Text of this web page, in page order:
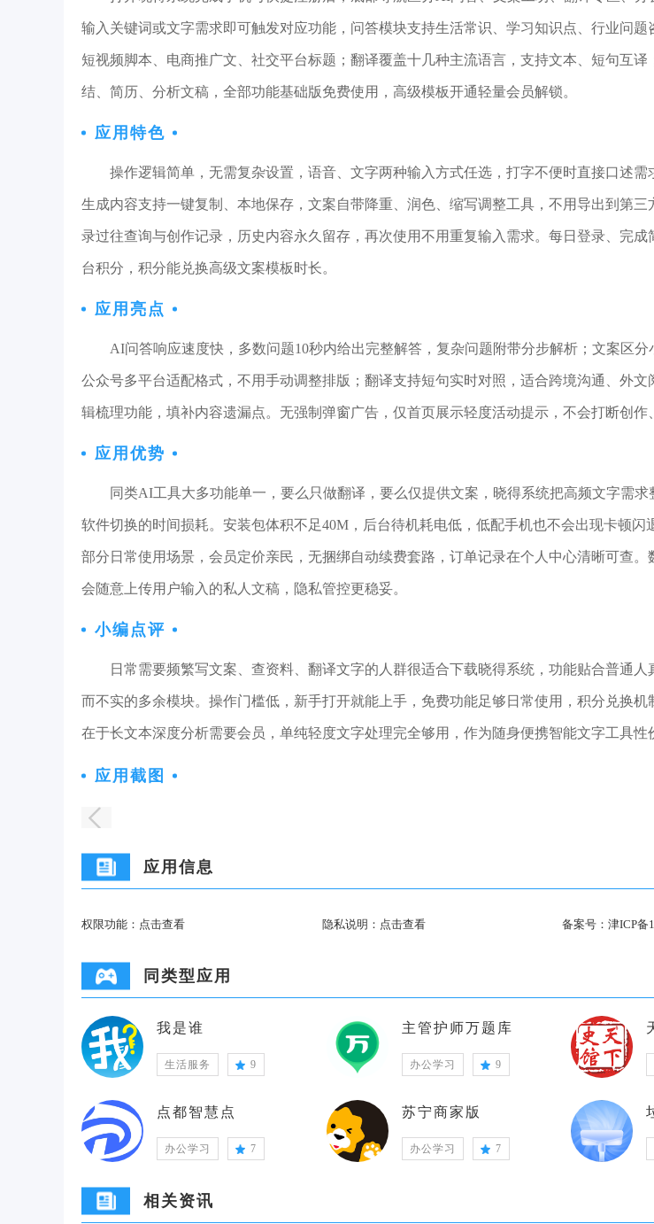
输入关键词或文字需求即可触发对应功能，问答模块支持生活常识、学习知识点、行业问题
短视频脚本、电商推广文、社交平台标题；翻译覆盖十几种主流语言，支持文本、短句互译
结、简历、分析文稿，全部功能基础版免费使用，高级模板开通轻量会员解锁。
应用特色
操作逻辑简单，无需复杂设置，语音、文字两种输入方式任选，打字不便时直接口述需
生成内容支持一键复制、本地保存，文案自带降重、润色、缩写调整工具，不用导出到第三
录过往查询与创作记录，历史内容永久留存，再次使用不用重复输入需求。每日登录、完成
台积分，积分能兑换高级文案模板时长。
应用亮点
AI问答响应速度快，多数问题10秒内给出完整解答，复杂问题附带分步解析；文案区分
公众号多平台适配格式，不用手动调整排版；翻译支持短句实时对照，适合跨境沟通、外文
辑梳理功能，填补内容遗漏点。无强制弹窗广告，仅首页展示轻度活动提示，不会打断创作
应用优势
同类AI工具大多功能单一，要么只做翻译，要么仅提供文案，晓得系统把高频文字需求
软件切换的时间损耗。安装包体积不足40M，后台待机耗电低，低配手机也不会出现卡顿闪
部分日常使用场景，会员定价亲民，无捆绑自动续费套路，订单记录在个人中心清晰可查。
会随意上传用户输入的私人文稿，隐私管控更稳妥。
小编点评
日常需要频繁写文案、查资料、翻译文字的人群很适合下载晓得系统，功能贴合普通
而不实的多余模块。操作门槛低，新手打开就能上手，免费功能足够日常使用，积分兑换机
在于长文本深度分析需要会员，单纯轻度文字处理完全够用，作为随身便携智能文字工具性
应用截图
应用信息
权限功能： 点击查看 隐私说明： 点击查看 备案号：津ICP备
同类型应用
我是谁
生活服务 9
主管护师万题库
办公学习 9
点都智慧点
办公学习 7
苏宁商家版
办公学习 7
相关资讯